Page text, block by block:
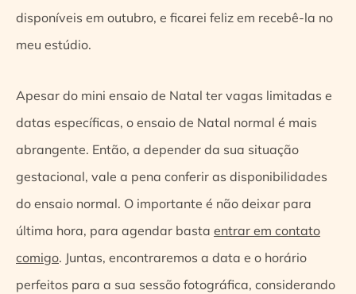
disponíveis em outubro, e ficarei feliz em recebê-la no
meu estúdio.
Apesar do mini ensaio de Natal ter vagas limitadas e
datas específicas, o ensaio de Natal normal é mais
abrangente. Então, a depender da sua situação
gestacional, vale a pena conferir as disponibilidades
do ensaio normal. O importante é não deixar para
última hora, para agendar basta entrar em contato
comigo. Juntas, encontraremos a data e o horário
perfeitos para a sua sessão fotográfica, considerando